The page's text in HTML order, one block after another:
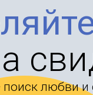
поиск любви